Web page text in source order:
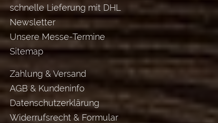
schnelle Lieferung mit DHL
Newsletter
Unsere Messe-Termine
Sitemap
Zahlung & Versand
AGB & Kundeninfo
Datenschutzerklärung
Widerrufsrecht & Formular